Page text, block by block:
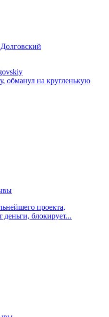
обманул на кругленькую
проекта,
деньги, блокирует...